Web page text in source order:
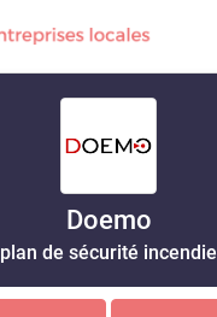
Doemo
plan de sécurité incendie